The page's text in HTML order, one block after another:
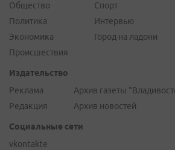
Общество
Политика
Экономика
Происшествия
Спорт
Интервью
Город на ладони
Издательство
Реклама
Редакция
Архив газеты
Архив новостей
Социальные сети
vkontakte